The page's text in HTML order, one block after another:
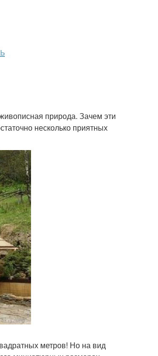
природа. Зачем эти
несколько приятных
метров! Но на вид